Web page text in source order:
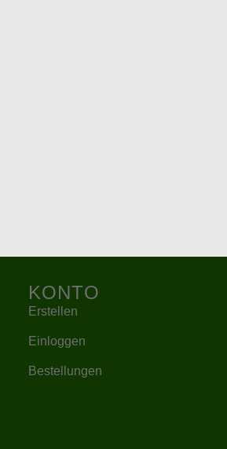
KONTO
Erstellen
Einloggen
Bestellungen